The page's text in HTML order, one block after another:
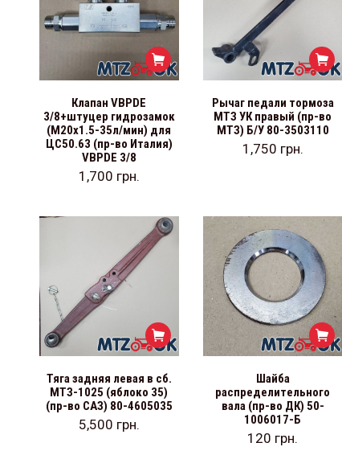
Клапан VBPDE
3/8+штуцер гидрозамок
(М20х1.5-35л/мин) для
ЦС50.63 (пр-во Италия)
VBPDE 3/8
1,700 грн.
Рычаг педали тормоза
МТЗ УК правый (пр-во
МТЗ) Б/У 80-3503110
1,750 грн.
Тяга задняя левая в сб.
МТЗ-1025 (яблоко 35)
(пр-во САЗ) 80-4605035
5,500 грн.
Шайба
распределительного
вала (пр-во ДК) 50-
1006017-Б
120 грн.